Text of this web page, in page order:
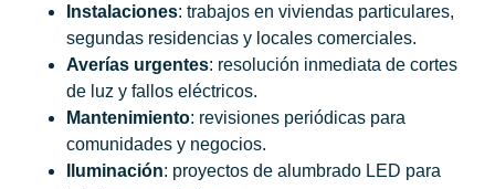
Instalaciones: trabajos en viviendas particulares,
segundas residencias y locales comerciales.
Averías urgentes: resolución inmediata de cortes
de luz y fallos eléctricos.
Mantenimiento: revisiones periódicas para
comunidades y negocios.
Iluminación: proyectos de alumbrado LED para